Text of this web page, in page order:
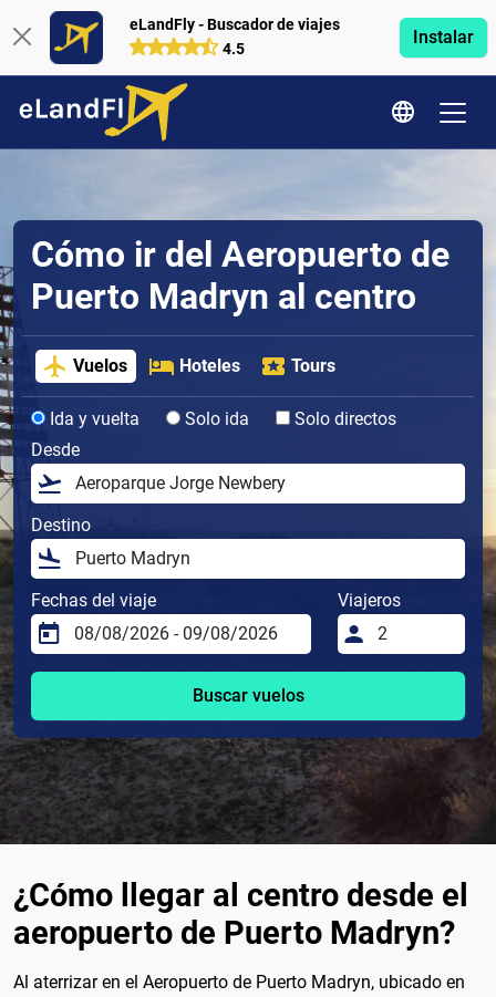
eLandFly - Buscador de viajes
4.5
Instalar
Cómo ir del Aeropuerto de
Puerto Madryn al centro
Vuelos Hoteles Tours
Ida y vuelta Solo ida
Solo directos
Desde
Destino
Fechas del viaje Viajeros
Buscar vuelos
¿Cómo llegar al centro desde el
aeropuerto de Puerto Madryn?
Al aterrizar en el Aeropuerto de Puerto Madryn, ubicado en